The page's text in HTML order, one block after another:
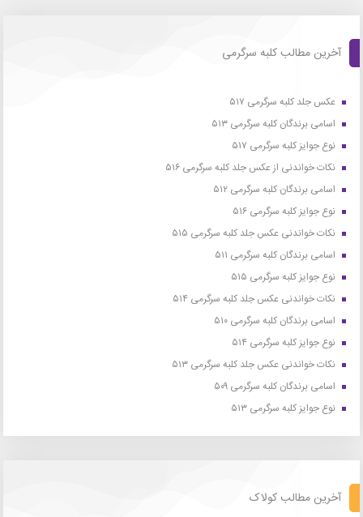
آخرین مطالب کلبه سرگرمی
عکس جلد کلبه سرگرمی ۵۱۷
اسامی برندگان کلبه سرگرمی ۵۱۳
نوع جوایز کلبه سرگرمی ۵۱۷
نکات خواندنی از عکس جلد کلبه سرگرمی ۵۱۶
اسامی برندگان کلبه سرگرمی ۵۱۲
نوع جوایز کلبه سرگرمی ۵۱۶
نکات خواندنی عکس جلد کلبه سرگرمی ۵۱۵
اسامی برندگان کلبه سرگرمی ۵۱۱
نوع جوایز کلبه سرگرمی ۵۱۵
نکات خواندنی عکس جلد کلبه سرگرمی ۵۱۴
اسامی برندگان کلبه سرگرمی ۵۱۰
نوع جوایز کلبه سرگرمی ۵۱۴
نکات خواندنی عکس جلد کلبه سرگرمی ۵۱۳
اسامی برندگان کلبه سرگرمی ۵۰۹
نوع جوایز کلبه سرگرمی ۵۱۳
آخرین مطالب کولاک